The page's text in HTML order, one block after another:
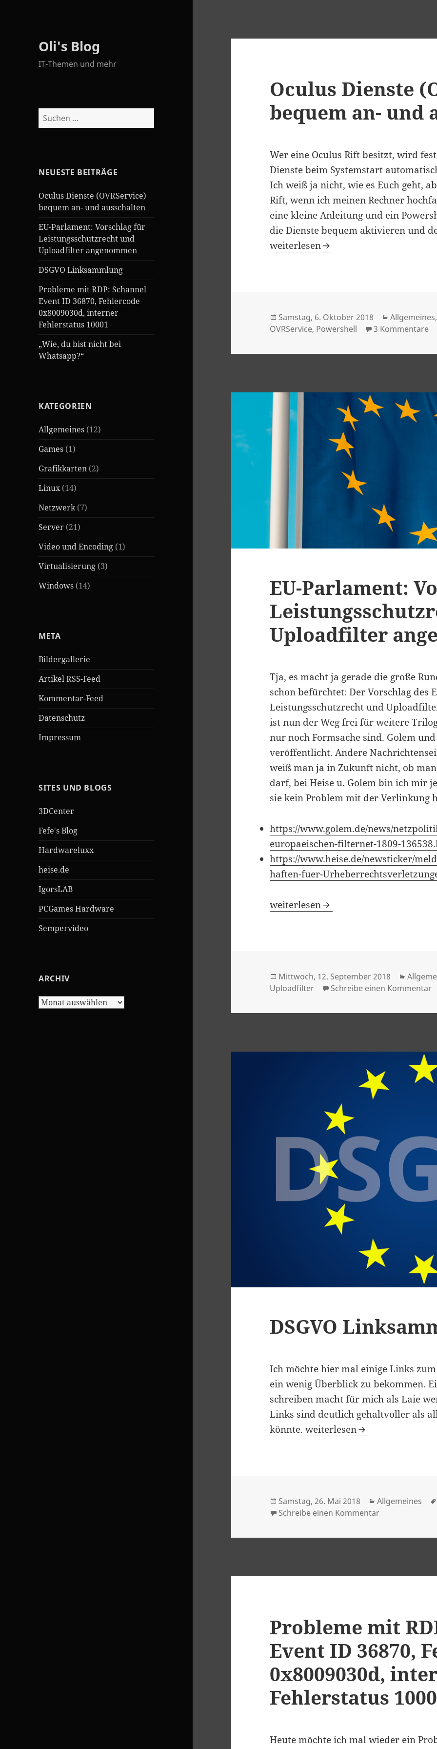
Oli's Blog
IT-Themen und mehr
Suchen
nach:
NEUESTE BEITRÄGE
Oculus Dienste (OVRService)
bequem an- und ausschalten
EU-Parlament: Vorschlag für
Leistungsschutzrecht und
Uploadfilter angenommen
DSGVO Linksammlung
Probleme mit RDP: Schannel
Event ID 36870, Fehlercode
0x8009030d, interner
Fehlerstatus 10001
„Wie, du bist nicht bei
Whatsapp?“
KATEGORIEN
Allgemeines (12)
Games (1)
Grafikkarten (2)
Linux(14)
Netzwerk(7)
Server (21)
Video und Encoding (1)
Virtualisierung (3)
Windows (14)
META
Bildergallerie
Artikel RSS-Feed
Kommentar-Feed
Datenschutz
Impressum
SITES UND BLOGS
3DCenter
Fefe's Blog
Hardwareluxx
heise.de
IgorsLAB
PCGames Hardware
Sempervideo
ARCHIV
Archiv
Oculus Dienste
bequem an- und
Wer eine Oculus Rift besitzt, wird
Dienste beim Systemstart
Ich weiß ja nicht, wie es Euch geht,
Rift, wenn ich meinen Rechner
eine kleine Anleitung und ein
die Dienste bequem aktivieren und
Oculus Dienste (OVRService) bequem
weiterlesen
Veröffentlicht
am
Samstag, 6. Oktober 2018 Kategorien
Allgemeines,
OVRService, Powershell 3 Kommentare
EU-Parlament:
Uploadfilter
Tja, es macht ja gerade die große
schon befürchtet: Der Vorschlag des
Leistungsschutzrecht und
ist nun der Weg frei für weitere
nur noch Formsache sind. Golem
veröffentlicht. Andere
weiß man ja in Zukunft nicht, ob
darf, bei Heise u. Golem bin ich mir
sie kein Problem mit der Verlinkung
https://www.golem.de/news/
europaeischen-filternet-1809-
https://www.heise.de/newsticker/
haften-fuer-
EU-Parlament: Vorschlag für
weiterlesen
Veröffentlicht
am
Mittwoch, 12. September 2018
Uploadfilter
Schreibe einen Kommentar
DSGVO
Ich möchte hier mal einige Links
ein wenig Überblick zu bekommen.
schreiben macht für mich als Laie
Links sind deutlich gehaltvoller als
könnte.DSGVO Linksammlung
weiterlesen
Veröffentlicht
am
Samstag, 26. Mai 2018 Kategorien
Allgemeines
Schreibe einen Kommentarzu DSGVO
Probleme mit
Event ID 36870,
0x8009030d,
Fehlerstatus
Heute möchte ich mal wieder ein